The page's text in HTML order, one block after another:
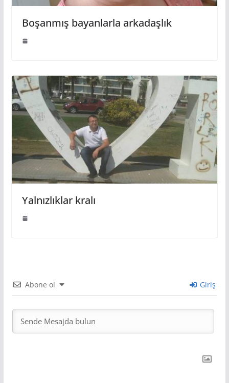
Boşanmış bayanlarla arkadaşlık
Yalnızlıklar kralı
Abone ol Giriş